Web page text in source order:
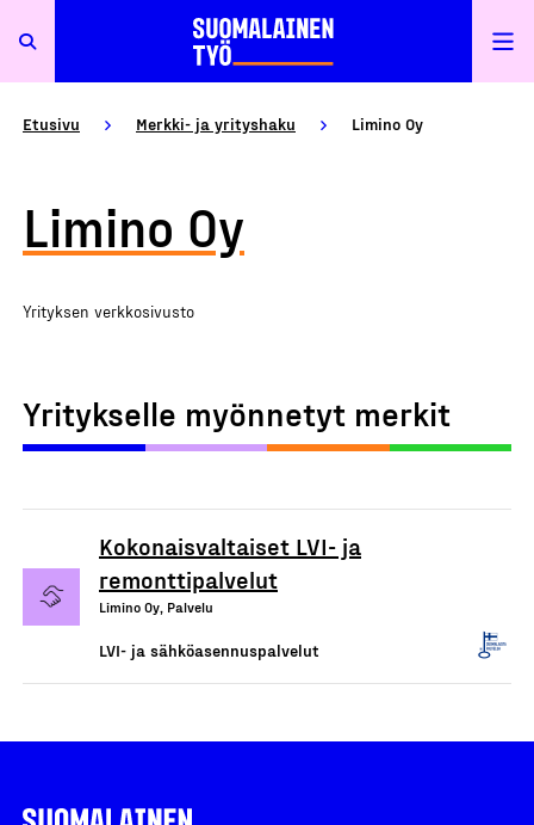
Etusivu Merkki- ja yrityshaku Limino Oy
Limino Oy
Yrityksen verkkosivusto
Yritykselle myönnetyt merkit
Kokonaisvaltaiset LVI- ja
remonttipalvelut
Limino Oy, Palvelu
LVI- ja sähköasennuspalvelut